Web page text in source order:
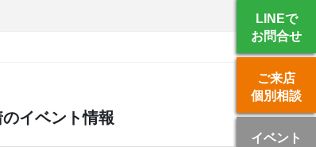
イベント情報
LINEで
お問合せ
ご来店
個別相談
イベント